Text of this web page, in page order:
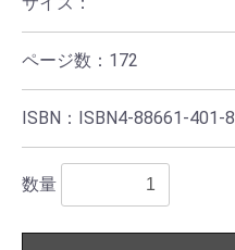
ページ数：172
ISBN：ISBN4-88661-401-8
数量